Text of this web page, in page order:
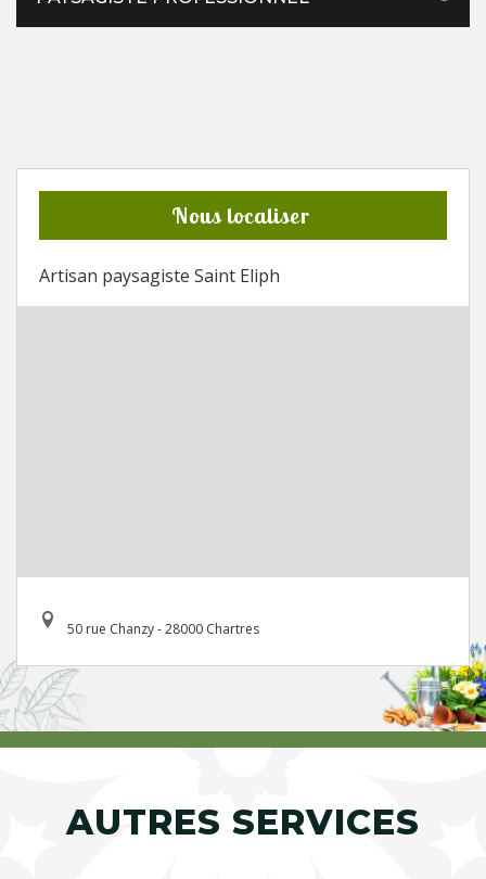
Nous localiser
Artisan paysagiste Saint Eliph
50 rue Chanzy - 28000 Chartres
AUTRES SERVICES